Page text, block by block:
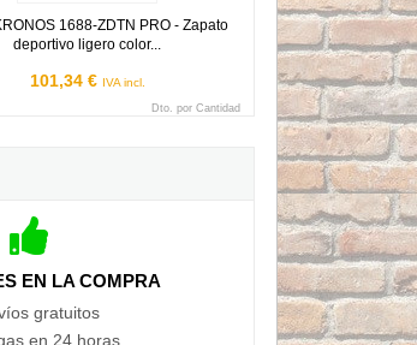
1688-ZDTN PRO - Zapato
deportivo ligero color...
101,34 € IVA incl.
Dto. por Cantidad
EN LA COMPRA
gratuitos
en 24 horas